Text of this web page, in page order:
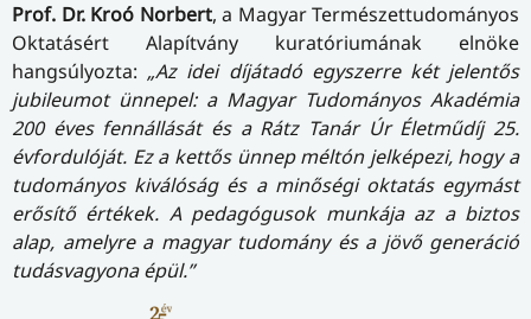
Prof. Dr. Kroó Norbert, a Magyar Természettudományos
Oktatásért Alapítvány kuratóriumának elnöke
hangsúlyozta: „Az idei díjátadó egyszerre két jelentős
jubileumot ünnepel: a Magyar Tudományos Akadémia
200 éves fennállását és a Rátz Tanár Úr Életműdíj 25.
évfordulóját. Ez a kettős ünnep méltón jelképezi, hogy a
tudományos kiválóság és a minőségi oktatás egymást
erősítő értékek. A pedagógusok munkája az a biztos
alap, amelyre a magyar tudomány és a jövő generáció
tudásvagyona épül.”